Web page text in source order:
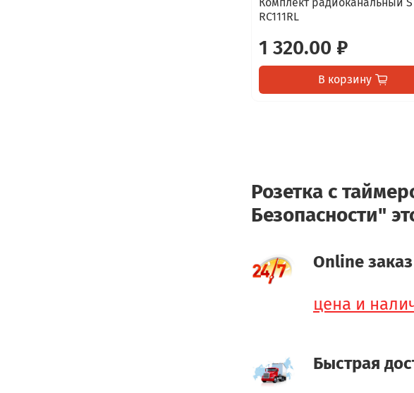
RC111RL
1 320.00 ₽
В корзину
Розетка с
Безопасности"
Online
цена и
Быстрая